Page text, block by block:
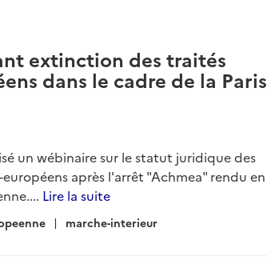
extinction des traités
dans le cadre de la Paris
un wébinaire sur le statut juridique des
après l'arrêt "Achmea" rendu en
Lire la suite
marche-interieur